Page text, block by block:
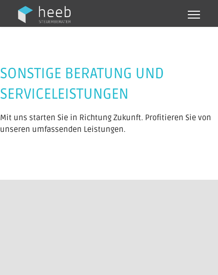
SONSTIGE BERATUNG UND
SERVICELEISTUNGEN
Mit uns starten Sie in Richtung Zukunft. Profitieren Sie von
unseren umfassenden Leistungen.